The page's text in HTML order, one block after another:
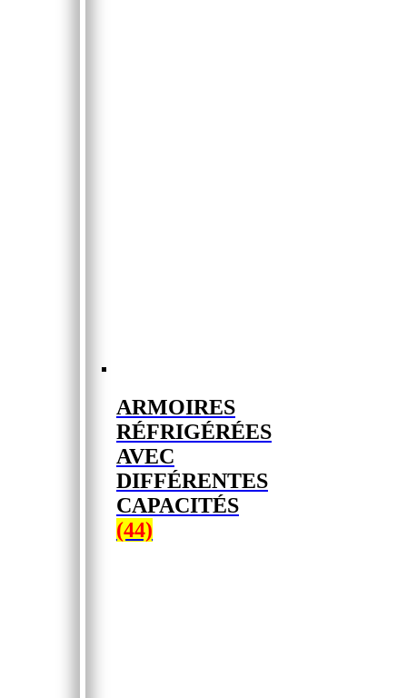
ARMOIRES
RÉFRIGÉRÉES
AVEC
DIFFÉRENTES
CAPACITÉS
(44)